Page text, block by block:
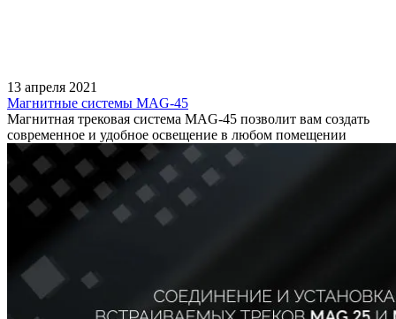
13 апреля 2021
Магнитные системы MAG-45
Магнитная трековая система MAG-45 позволит вам создать
современное и удобное освещение в любом помещении